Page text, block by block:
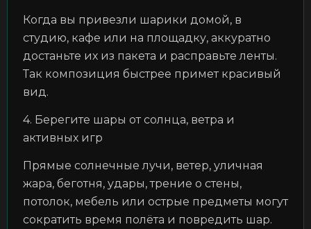
Когда вы привезли шарики домой, в
студию, кафе или на площадку, аккуратно
достаньте их из пакета и расправьте ленты.
Так композиция быстрее примет красивый
вид.
4. Берегите шары от солнца, ветра и
активных игр
Прямые солнечные лучи, ветер, уличная
жара, беготня, удары, трение о стены,
потолок, мебель или острые предметы могут
сократить время полёта и повредить шар.